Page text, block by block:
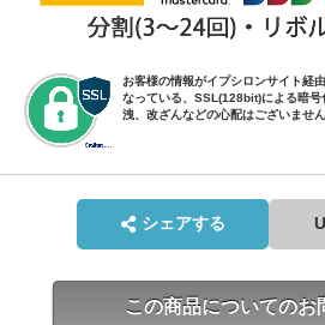
お客様の情報がイプシロンサイト経
なっている、SSL(128bit)による暗
洩、改ざんなどの心配はございませ
シェアする
この商品についてのお